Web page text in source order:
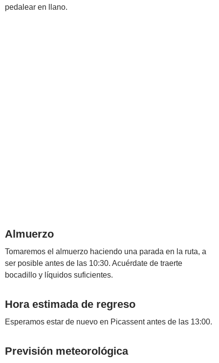
pedalear en llano.
Almuerzo
Tomaremos el almuerzo haciendo una parada en la ruta, a
ser posible antes de las 10:30. Acuérdate de traerte
bocadillo y líquidos suficientes.
Hora estimada de regreso
Esperamos estar de nuevo en Picassent antes de las 13:00.
Previsión meteorológica